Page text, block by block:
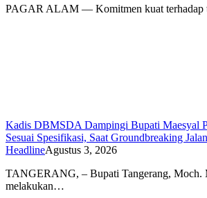
PAGAR ALAM — Komitmen kuat terhadap
Kadis DBMSDA Dampingi Bupati Maesyal
Sesuai Spesifikasi, Saat Groundbreaking
HeadlineAgustus 3, 2026
TANGERANG, – Bupati Tangerang, Moch.
melakukan…